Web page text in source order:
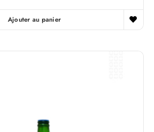
Ajouter au panier